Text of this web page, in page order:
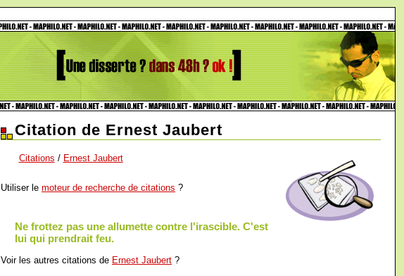
Citation de Ernest Jaubert
Citations / Ernest Jaubert
Utiliser le moteur de recherche de citations ?
Ne frottez pas une allumette contre l'irascible. C'est
lui qui prendrait feu.
Voir les autres citations de Ernest Jaubert ?